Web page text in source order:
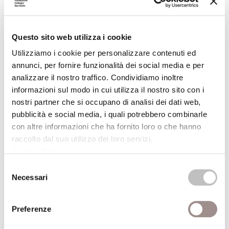
Questo sito web utilizza i cookie
Utilizziamo i cookie per personalizzare contenuti ed
annunci, per fornire funzionalità dei social media e per
analizzare il nostro traffico. Condividiamo inoltre
informazioni sul modo in cui utilizza il nostro sito con i
nostri partner che si occupano di analisi dei dati web,
pubblicità e social media, i quali potrebbero combinarle
con altre informazioni che ha fornito loro o che hanno
raccolto dal suo utilizzo dei loro servizi.
delNecessari
Preferenze
di tutto ciò che la separa dall’intima essenza
maggiore di questa trasformazione è data
dal modo in cui sembra necessario riflettere
sui concetti di "forma" e di "ideale", sulle
specificità di organico e inorganico e sul
loro rispettivo legame con l’essenza
cristallina o con l’armonia del vivente. Basti
un esempio. Riprendendo l’interpretazione
di Goethe proposta da Steiner, Poggi ricorda
di un organismo come coordinazione e
caso dei processi dell’inorganico, l’
idealesi